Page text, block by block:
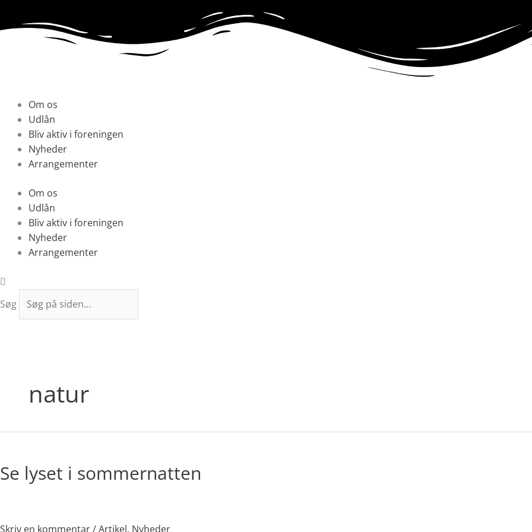
Om os
Udlån
Bliv aktiv i foreningen
Nyheder
Arrangementer
Om os
Udlån
Bliv aktiv i foreningen
Nyheder
Arrangementer
Søg
natur
Se lyset i sommernatten
Skriv en kommentar/Artikel, Nyheder
i
sommernatten